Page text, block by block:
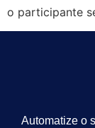
o participante
Automatize o